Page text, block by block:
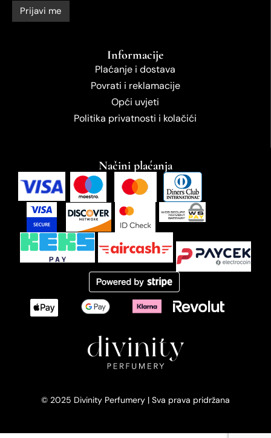
Informacije
Plaćanje i dostava
Povrati i reklamacije
Opći uvjeti
Politika privatnosti i kolačići
Načini plaćanja
© 2025 Divinity Perfumery | Sva prava pridržana